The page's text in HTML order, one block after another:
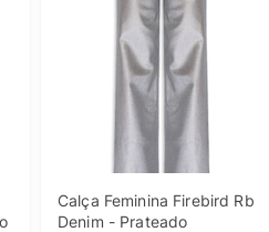
Calça Feminina Firebird Rb
Denim - Prateado